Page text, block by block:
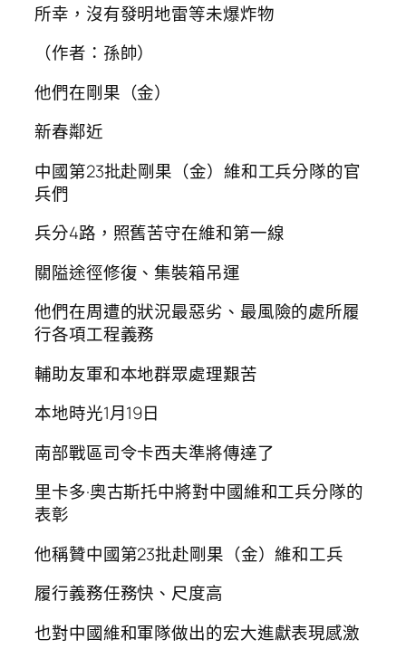
所幸，沒有發明地雷等未爆炸物
（作者：孫帥）
他們在剛果（金）
新春鄰近
中國第23批赴剛果（金）維和工兵分隊的官
兵們
兵分4路，照舊苦守在維和第一線
關隘途徑修復、集裝箱吊運
他們在周遭的狀況最惡劣、最風險的處所履
行各項工程義務
輔助友軍和本地群眾處理艱苦
本地時光1月19日
南部戰區司令卡西夫準將傳達了
里卡多·奧古斯托中將對中國維和工兵分隊的
表彰
他稱贊中國第23批赴剛果（金）維和工兵
履行義務任務快、尺度高
也對中國維和軍隊做出的宏大進獻表現感激